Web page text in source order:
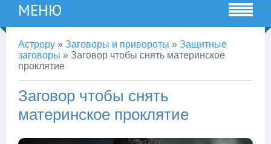
МЕНЮ
Астрору » Заговоры и привороты » Защитные
заговоры » Заговор чтобы снять материнское
проклятие
Заговор чтобы снять
материнское проклятие